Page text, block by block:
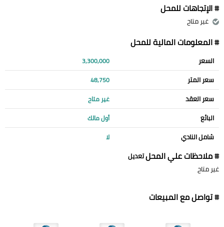
# الإتجاهات للمحل
غير متاح
# المعلومات المالية للمحل
السعر 3,300,000
سعر المتر 48,750
سعر العقد غير متاح
البائع أول مالك
شامل النادي لا
# ملاحظات علي المحلتعديل
غير متاح
# تواصل مع المبيعات